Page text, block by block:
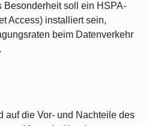
Besonderheit soll ein HSPA-
Access) installiert sein,
beim Datenverkehr
auf die Vor- und Nachteile des